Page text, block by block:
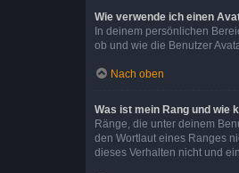
Wie verwende ich einen
In deinem persönlichen
ob und wie die Benutzer
Nach oben
Was ist mein Rang und wie
Ränge, die unter deinem
den Wortlaut eines Ranges
dieses Verhalten nicht und